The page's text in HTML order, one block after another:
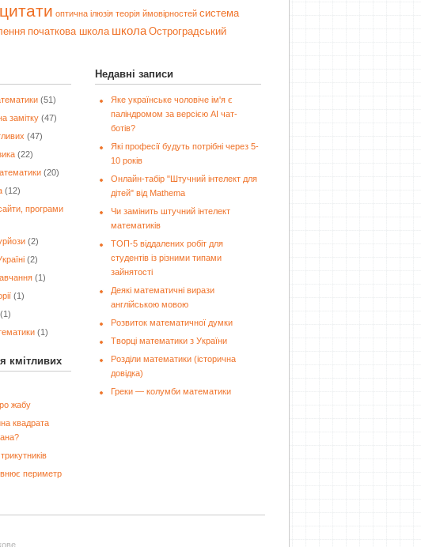
цитати оптична ілюзія теорія ймовірностей система
початкова школа школа Остроградський
(51)
замітку (47)
(47)
(22)
(20)
(12)
програми
(2)
(2)
(1)
(1)
(1)
(1)
кмітливих
жабу
квадрата
периметр
Недавні записи
Яке українське чоловіче ім'я є
паліндромом за версією AI чат-
ботів?
Які професії будуть потрібні через 5-
10 років
Онлайн-табір "Штучний інтелект для
дітей" від Mathema
Чи замінить штучний інтелект
математиків
ТОП-5 віддалених робіт для
студентів із різними типами
зайнятості
Деякі математичні вирази
англійською мовою
Розвиток математичної думки
Творці математики з України
Розділи математики (історична
довідка)
Греки — колумби математики